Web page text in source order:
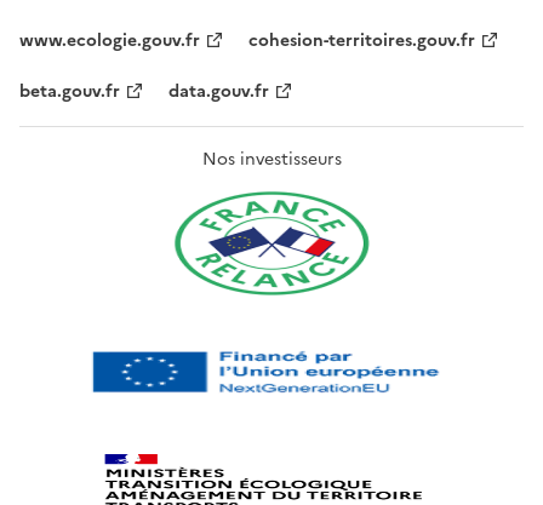
www.ecologie.gouv.fr
cohesion-territoires.gouv.fr
beta.gouv.fr
data.gouv.fr
Nos investisseurs